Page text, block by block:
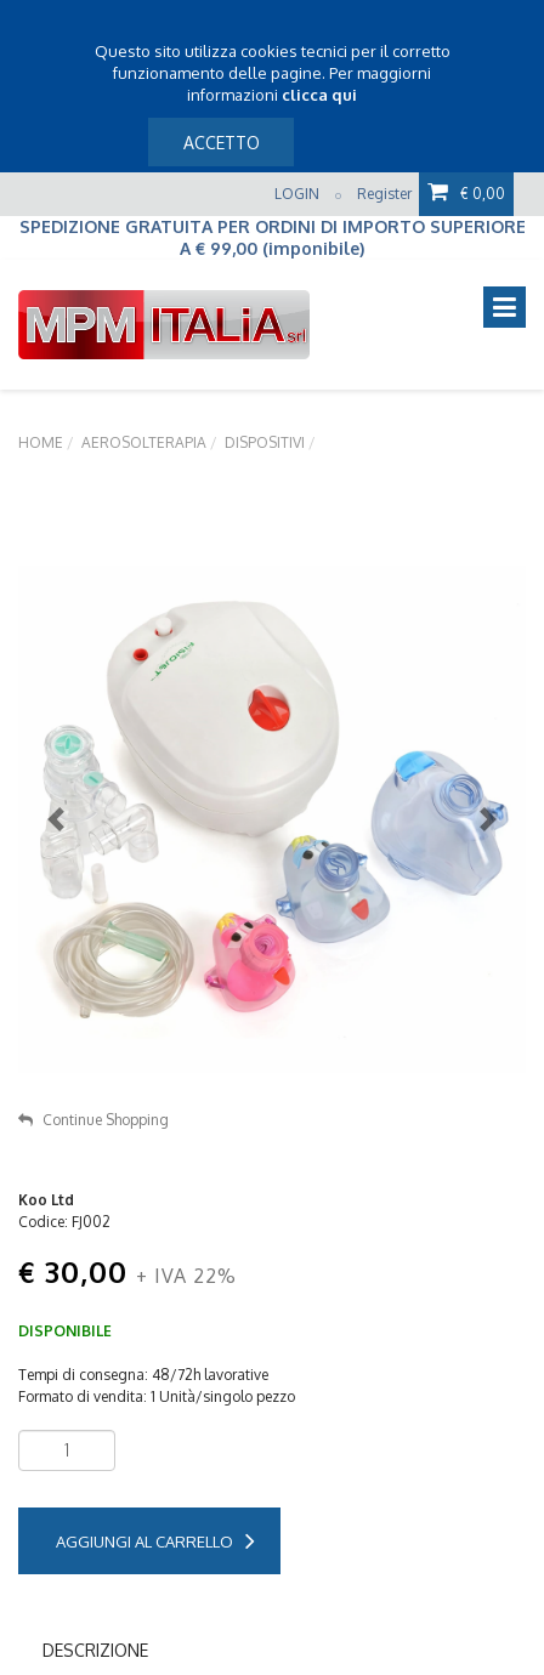
Questo sito utilizza cookies tecnici per il corretto
funzionamento delle pagine. Per maggiorni
informazioni clicca qui
ACCETTO
LOGIN o Register € 0,00
SPEDIZIONE GRATUITA PER ORDINI DI IMPORTO SUPERIORE
A € 99,00 (imponibile)
HOME AEROSOLTERAPIA DISPOSITIVI
Prec Pross
Continue Shopping
Koo Ltd
Codice: FJ002
€ 30,00 + IVA 22%
DISPONIBILE
Tempi di consegna: 48/72h lavorative
Formato di vendita: 1 Unità/singolo pezzo
AGGIUNGI AL CARRELLO
DESCRIZIONE